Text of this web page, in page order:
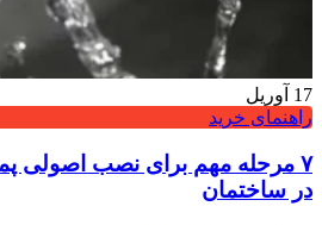
17 آوریل
راهنمای خرید
۷ مرحله مهم برای نصب اصولی
در ساختمان